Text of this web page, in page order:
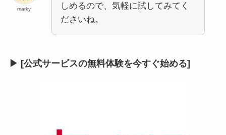
marky
しめるので、気軽に試してみてく
ださいね。
▶ [公式サービスの無料体験を今すぐ始める]